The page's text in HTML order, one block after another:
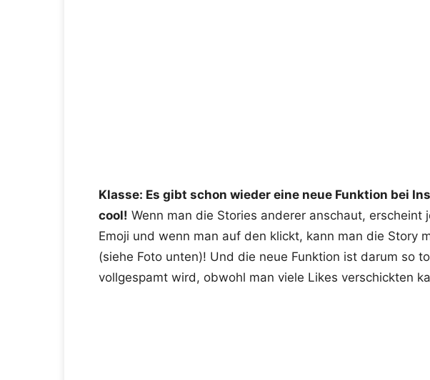
Klasse: Es gibt schon wieder eine neue Funktion bei
cool! Wenn man die Stories anderer anschaut, erscheint
Emoji und wenn man auf den klickt, kann man die Story
(siehe Foto unten)! Und die neue Funktion ist darum so
vollgespamt wird, obwohl man viele Likes verschickten